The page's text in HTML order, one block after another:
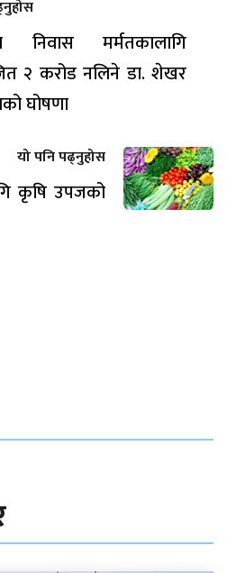
निवास मर्मतकालागि
२ करोड नलिने डा. शेखर
घोषणा
यो पनि पढ्नुहोस
कृषि उपजको